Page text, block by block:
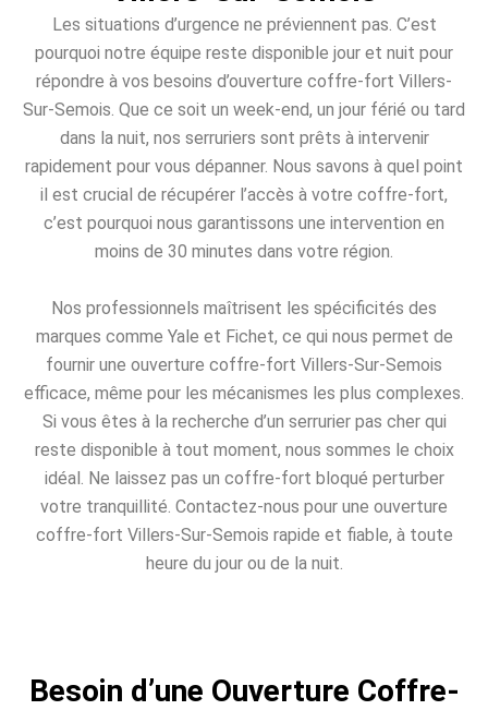
Les situations d’urgence ne préviennent pas. C’est
pourquoi notre équipe reste disponible jour et nuit pour
répondre à vos besoins d’ouverture coffre-fort Villers-
Sur-Semois. Que ce soit un week-end, un jour férié ou tard
dans la nuit, nos serruriers sont prêts à intervenir
rapidement pour vous dépanner. Nous savons à quel point
il est crucial de récupérer l’accès à votre coffre-fort,
c’est pourquoi nous garantissons une intervention en
moins de 30 minutes dans votre région.
Nos professionnels maîtrisent les spécificités des
marques comme Yale et Fichet, ce qui nous permet de
fournir une ouverture coffre-fort Villers-Sur-Semois
efficace, même pour les mécanismes les plus complexes.
Si vous êtes à la recherche d’un serrurier pas cher qui
reste disponible à tout moment, nous sommes le choix
idéal. Ne laissez pas un coffre-fort bloqué perturber
votre tranquillité. Contactez-nous pour une ouverture
coffre-fort Villers-Sur-Semois rapide et fiable, à toute
heure du jour ou de la nuit.
Besoin d’une Ouverture Coffre-